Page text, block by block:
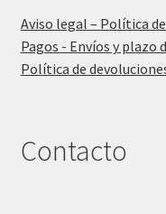
Aviso legal – Política
Pagos - Envíos y plazo
Política de
Contacto